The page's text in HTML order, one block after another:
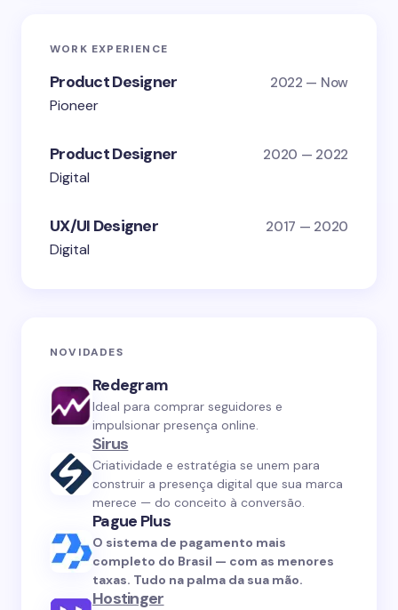
WORK EXPERIENCE
Product Designer 2022 — Now
Pioneer
Product Designer 2020 — 2022
Digital
UX/UI Designer 2017 — 2020
Digital
NOVIDADES
Redegram
Ideal para comprar seguidores e
impulsionar presença online.
Sirus
Criatividade e estratégia se unem para
construir a presença digital que sua marca
merece — do conceito à conversão.
Pague Plus
O sistema de pagamento mais
completo do Brasil — com as menores
taxas. Tudo na palma da sua mão.
Hostinger